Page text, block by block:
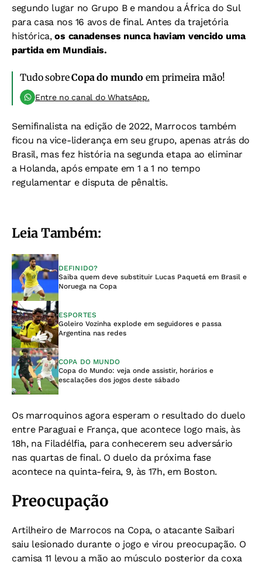
segundo lugar no Grupo B e mandou a África do Sul
para casa nos 16 avos de final. Antes da trajetória
histórica,os canadenses nunca haviam vencido uma
partida em Mundiais.
Tudo sobreCopa do mundo em primeira mão!
Entre no canal do WhatsApp.
Semifinalista na edição de 2022, Marrocos também
ficou na vice-liderança em seu grupo, apenas atrás do
Brasil, mas fez história na segunda etapa ao eliminar
a Holanda, após empate em 1 a 1 no tempo
regulamentar e disputa de pênaltis.
Leia Também:
DEFINIDO?
Saiba quem deve substituir Lucas Paquetá em Brasil e
Noruega na Copa
ESPORTES
Goleiro Vozinha explode em seguidores e passa
Argentina nas redes
COPA DO MUNDO
Copa do Mundo: veja onde assistir, horários e
escalações dos jogos deste sábado
Os marroquinos agora esperam o resultado do duelo
entre Paraguai e França, que acontece logo mais, às
18h, na Filadélfia, para conhecerem seu adversário
nas quartas de final. O duelo da próxima fase
acontece na quinta-feira, 9, às 17h, em Boston.
Preocupação
Artilheiro de Marrocos na Copa, o atacante Saibari
saiu lesionado durante o jogo e virou preocupação. O
camisa 11 levou a mão ao músculo posterior da coxa